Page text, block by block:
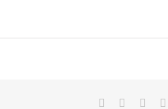
Facebook
Twitter